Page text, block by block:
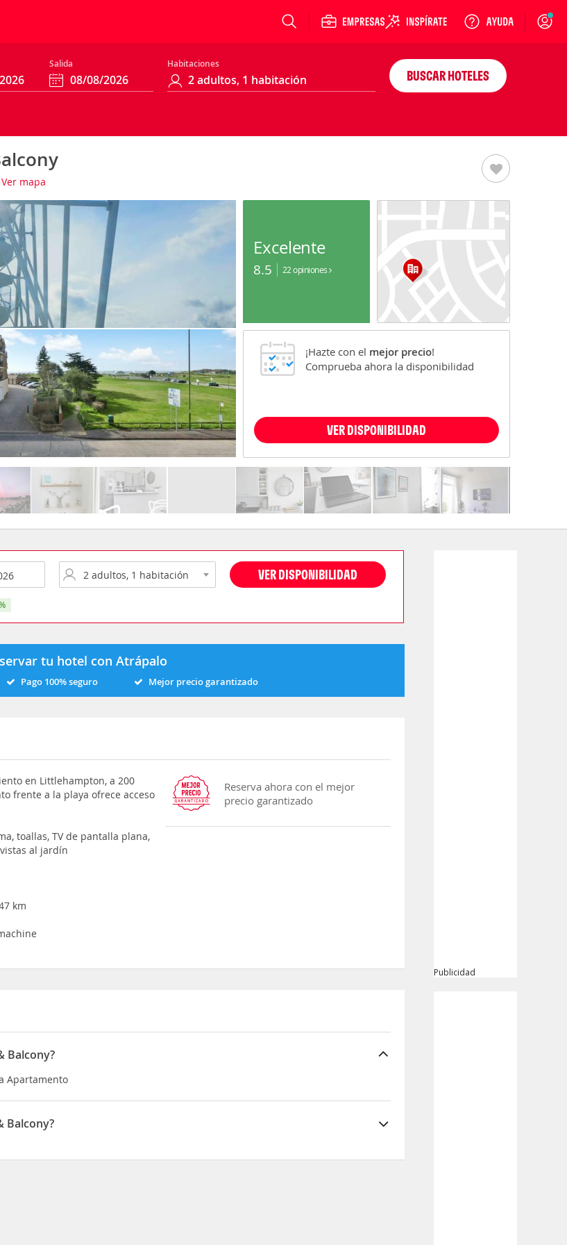
Login
Salida Habitaciones
BUSCAR HOTELES
Ver mapa
Excelente
8.5 22 opiniones
¡Hazte con el mejor precio!
Comprueba ahora la disponibilidad
VER DISPONIBILIDAD
VER DISPONIBILIDAD
tu hotel con Atrápalo
Pago 100% seguro Mejor precio garantizado
en Littlehampton, a 200
frente a la playa ofrece acceso
toallas, TV de pantalla plana,
al jardín
km
Reserva ahora con el mejor
precio garantizado
Balcony?
Apartamento
Balcony?
Publicidad